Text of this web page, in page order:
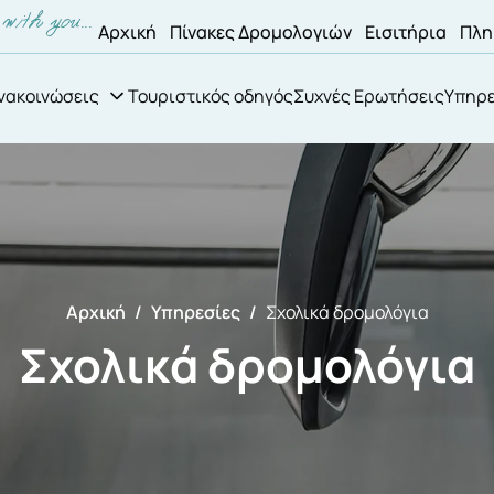
Αρχική Πίνακες Δρομολογιών Εισιτήρια
Τουριστικός οδηγόςΣυχνές Ερωτήσεις
Αρχική Υπηρεσίες Σχολικά δρομολόγια
Σχολικά δρομολόγια